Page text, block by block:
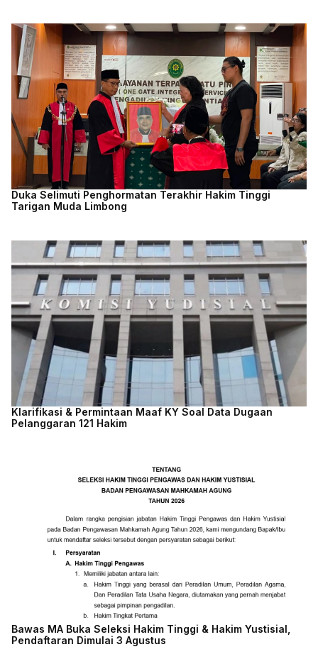
Duka Selimuti Penghormatan Terakhir Hakim Tinggi
Tarigan Muda Limbong
Klarifikasi & Permintaan Maaf KY Soal Data Dugaan
Pelanggaran 121 Hakim
Bawas MA Buka Seleksi Hakim Tinggi & Hakim Yustisial,
Pendaftaran Dimulai 3 Agustus